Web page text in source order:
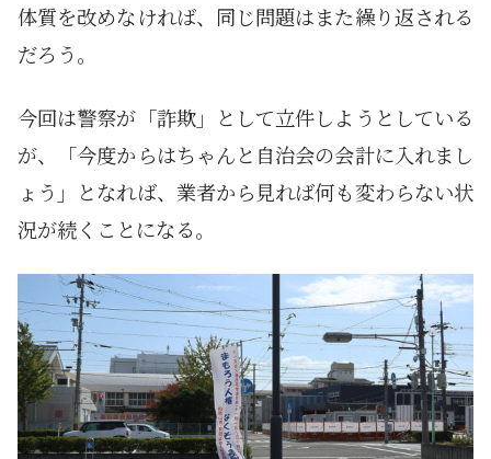
体質を改めなければ、同じ問題はまた繰り返される
だろう。
今回は警察が「詐欺」として立件しようとしている
が、「今度からはちゃんと自治会の会計に入れまし
ょう」となれば、業者から見れば何も変わらない状
況が続くことになる。